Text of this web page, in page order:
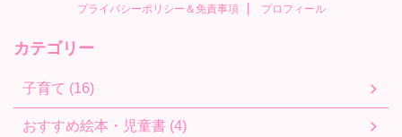
プライバシーポリシー＆免責事項 プロフィール
カテゴリー
子育て (16)
おすすめ絵本・児童書 (4)